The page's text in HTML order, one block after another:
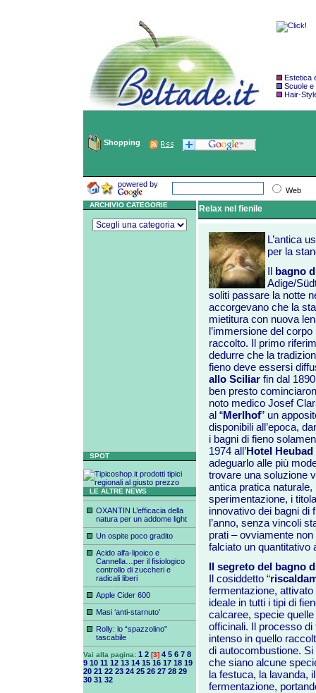
Estetica
Scuole e
Hair-
Shopping
powered by
Web
ARCHIVIO CATEGORIE
SPOT
LE ALTRE NEWS
OXANTIN L’efficacia della
natura per un addome light
Un ospite poco gradito
Acido alfa-lipoico e
Cannella…per il fisiologico
controllo di zuccheri e
radicali liberi
Apple Cider 600
Masi ‘anti-starnuto’
Rolly: lo “spazzolino”
tascabile
Vai alla pagina: 1 2 [3] 4 5 6 7 8
9 10 11 12 13 14 15 16 17 18 19
20 21 22 23 24 25 26 27 28 29
30 31 32
Relax nel fienile
L’antica
per la
Il bagno
Adige/
soliti passare la notte
accorgevano che la
mietitura con nuova
l’immersione del corpo
raccolto. Il primo
dedurre che la
fieno deve essersi
allo Sciliar fin dal
ben presto
noto medico Josef
al “Merlhof” un
disponibili all’epoca,
i bagni di fieno
1974 all’Hotel Heubad
adeguarlo alle più
trovare una soluzione
antica pratica
sperimentazione, i
innovativo dei bagni di
l’anno, senza vincoli
prati – ovviamente
falciato un quantitativo
Il segreto del bagno
Il cosiddetto “
fermentazione,
ideale in tutti i tipi di
calcaree, specie
officinali. Il processo
intenso in quello
di autocombustione.
che siano alcune
la festuca, la lavanda,
fermentazione,